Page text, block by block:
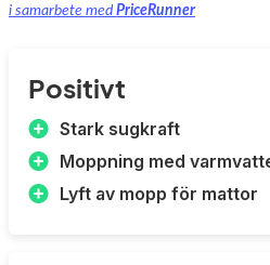
i samarbete med PriceRunner
Positivt
Stark sugkraft
Moppning med
Lyft av mopp för mattor